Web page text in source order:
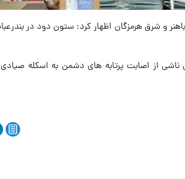
و شرق هرمزگان اظهار کرد: ستون دود در
از اصابت پرتابه های دشمن به اسکله